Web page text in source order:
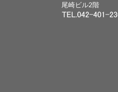
尾崎ビル2階